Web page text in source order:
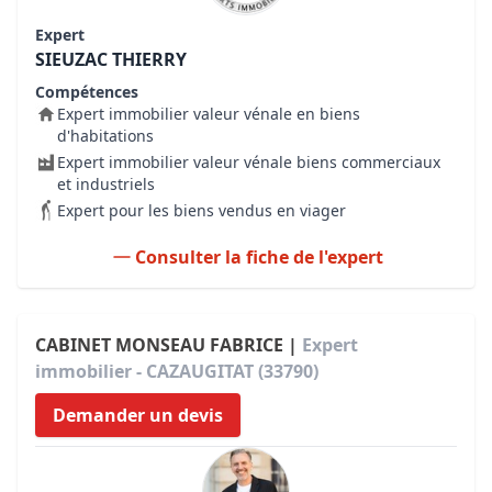
Expert
SIEUZAC THIERRY
Compétences
Expert immobilier valeur vénale en biens
d'habitations
Expert immobilier valeur vénale biens commerciaux
et industriels
Expert pour les biens vendus en viager
Consulter la fiche de l'expert
CABINET MONSEAU FABRICE | Expert
immobilier - CAZAUGITAT (33790)
Demander un devis